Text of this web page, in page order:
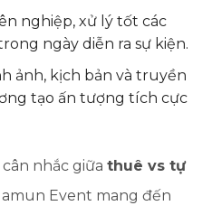
nghiệp, xử lý tốt các
ngày diễn ra sự kiện.
ảnh, kịch bản và truyền
tạo ấn tượng tích cực
nhắc giữa thuê vs tự
Event mang đến